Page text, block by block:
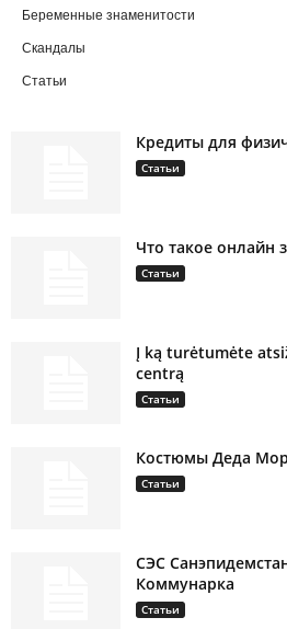
Беременные знаменитости
Скандалы
Статьи
Кредиты для
Статьи
Что такое онлайн
Статьи
Į ką turėtumėte
centrą
Статьи
Костюмы Деда
Статьи
СЭС
Коммунарка
Статьи